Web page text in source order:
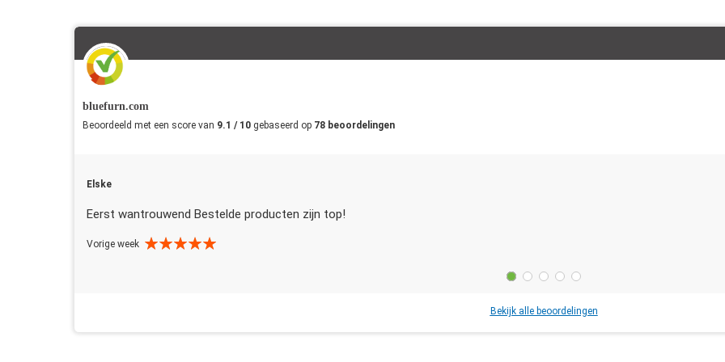
bluefurn.com
Beoordeeld met een score van 9.1 / 10 gebaseerd op 78 beoordelingen
Elske
Eerst wantrouwend Bestelde producten zijn top!
Vorige week
Bekijk alle beoordelingen